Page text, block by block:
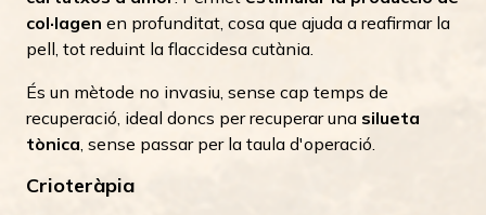
col·lagen en profunditat, cosa que ajuda a reafirmar la
pell, tot reduint la flaccidesa cutània.
És un mètode no invasiu, sense cap temps de
recuperació, ideal doncs per recuperar una silueta
tònica , sense passar per la taula d'operació.
Crioteràpia